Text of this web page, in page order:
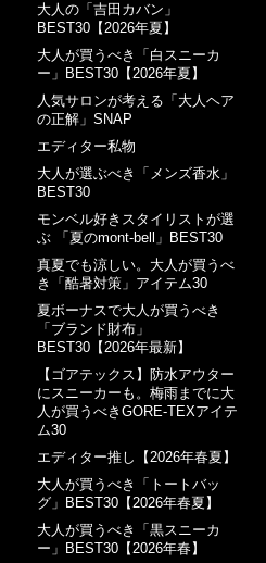
大人の「吉田カバン」
BEST30【2026年夏】
大人が買うべき「白スニーカ
ー」BEST30【2026年夏】
人気サロンが考える「大人ヘア
の正解」SNAP
エディター私物
大人が選ぶべき「メンズ香水」
BEST30
モンベル好きスタイリストが選
ぶ 「夏のmont-bell」BEST30
真夏でも涼しい。大人が買うべ
き「酷暑対策」アイテム30
夏ボーナスで大人が買うべき
「ブランド財布」
BEST30【2026年最新】
【ゴアテックス】防水アウター
にスニーカーも。梅雨までに大
人が買うべきGORE-TEXアイテ
ム30
エディター推し【2026年春夏】
大人が買うべき「トートバッ
グ」BEST30【2026年春夏】
大人が買うべき「黒スニーカ
ー」BEST30【2026年春】